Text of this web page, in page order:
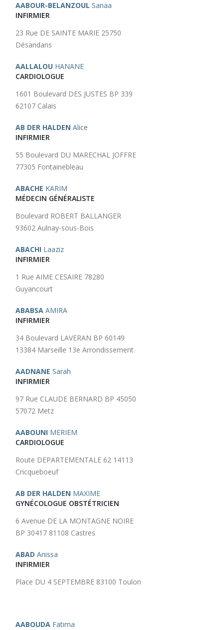
AABOUR-BELANZOUL Sanaa
INFIRMIER
23 Rue DE SAINTE MARIE 25750
Désandans
AALLALOU HANANE
CARDIOLOGUE
1601 Boulevard DES JUSTES BP 339
62107 Calais
AB DER HALDEN Alice
INFIRMIER
55 Boulevard DU MARECHAL JOFFRE
77305 Fontainebleau
ABACHE KARIM
MÉDECIN GÉNÉRALISTE
Boulevard ROBERT BALLANGER
93602 Aulnay-sous-Bois
ABACHI Laaziz
INFIRMIER
1 Rue AIME CESAIRE 78280
Guyancourt
ABABSA AMIRA
INFIRMIER
34 Boulevard LAVERAN BP 60149
13384 Marseille 13e Arrondissement
AADNANE Sarah
INFIRMIER
97 Rue CLAUDE BERNARD BP 45050
57072 Metz
AABOUNI MERIEM
CARDIOLOGUE
Route DEPARTEMENTALE 62 14113
Cricqueboeuf
AB DER HALDEN MAXIME
GYNÉCOLOGUE OBSTÉTRICIEN
6 Avenue DE LA MONTAGNE NOIRE
BP 30417 81108 Castres
ABAD Anissa
INFIRMIER
Place DU 4 SEPTEMBRE 83100 Toulon
AABOUDA Fatima